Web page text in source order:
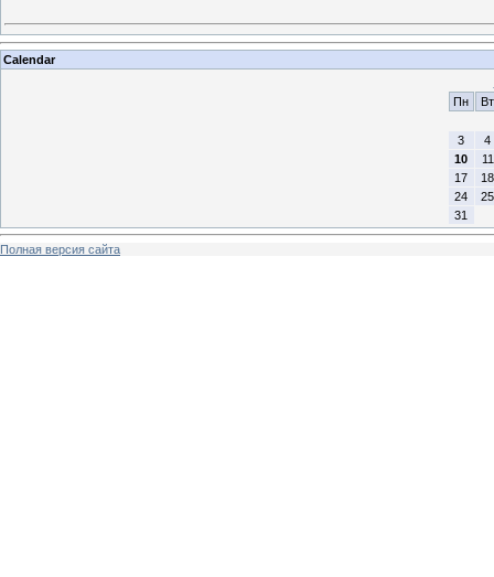
Calendar
Пн
Вт
3
4
10
11
17
18
24
25
31
Полная версия сайта